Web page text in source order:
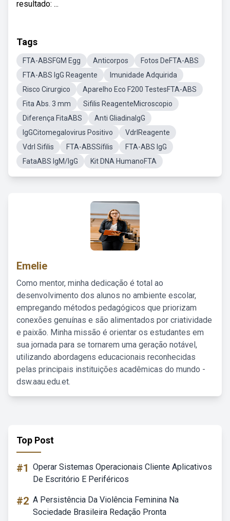
resultado: ...
Tags
FTA-ABSFGM Egg Anticorpos
Fotos DeFTA-ABS
FTA-ABS IgG Reagente
Imunidade Adquirida
Risco Cirurgico
Aparelho Eco F200 TestesFTA-ABS
Fita Abs. 3 mm
Sifilis ReagenteMicroscopio
Diferença FitaABS
Anti GliadinaIgG
IgGCitomegalovirus Positivo
VdrlReagente
Vdrl Sifilis
FTA-ABSSífilis
FTA-ABS IgG
FataABS IgM/IgG
Kit DNA HumanoFTA
Emelie
Como mentor, minha dedicação é total ao
desenvolvimento dos alunos no ambiente escolar,
empregando métodos pedagógicos que priorizam
conexões genuínas e são alimentados por criatividade
e paixão. Minha missão é orientar os estudantes em
sua jornada para se tornarem uma geração notável,
utilizando abordagens educacionais reconhecidas
pelas principais instituições acadêmicas do mundo -
dsw.aau.edu.et.
Top Post
#1 Operar Sistemas Operacionais Cliente Aplicativos
De Escritório E Periféricos
#2 A Persistência Da Violência Feminina Na
Sociedade Brasileira Redação Pronta